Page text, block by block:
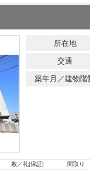
所在地
交通
築年月／建物階
敷／礼[保証] 間取り